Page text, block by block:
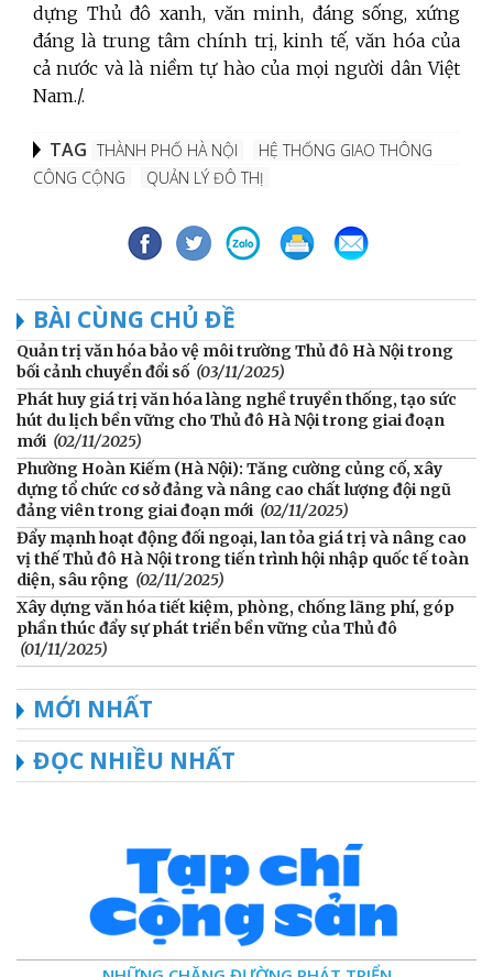
dựng Thủ đô xanh, văn minh, đáng sống, xứng
đáng là trung tâm chính trị, kinh tế, văn hóa của
cả nước và là niềm tự hào của mọi người dân Việt
Nam./.
TAG THÀNH PHỐ HÀ NỘI
HỆ THỐNG GIAO THÔNG
CÔNG CỘNG
QUẢN LÝ ĐÔ THỊ
BÀI CÙNG CHỦ ĐỀ
Quản trị văn hóa bảo vệ môi trường Thủ đô Hà Nội trong
bối cảnh chuyển đổi số (03/11/2025)
Phát huy giá trị văn hóa làng nghề truyền thống, tạo sức
hút du lịch bền vững cho Thủ đô Hà Nội trong giai đoạn
mới (02/11/2025)
Phường Hoàn Kiếm (Hà Nội): Tăng cường củng cố, xây
dựng tổ chức cơ sở đảng và nâng cao chất lượng đội ngũ
đảng viên trong giai đoạn mới (02/11/2025)
Đẩy mạnh hoạt động đối ngoại, lan tỏa giá trị và nâng cao
vị thế Thủ đô Hà Nội trong tiến trình hội nhập quốc tế toàn
diện, sâu rộng (02/11/2025)
Xây dựng văn hóa tiết kiệm, phòng, chống lãng phí, góp
phần thúc đẩy sự phát triển bền vững của Thủ đô
(01/11/2025)
MỚI NHẤT
ĐỌC NHIỀU NHẤT